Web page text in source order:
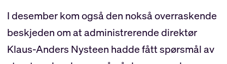
I desember kom også den nokså overraskende
beskjeden om at administrerende direktør
Klaus-Anders Nysteen hadde fått spørsmål av